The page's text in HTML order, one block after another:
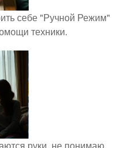
себе "Ручной Режим"
техники.